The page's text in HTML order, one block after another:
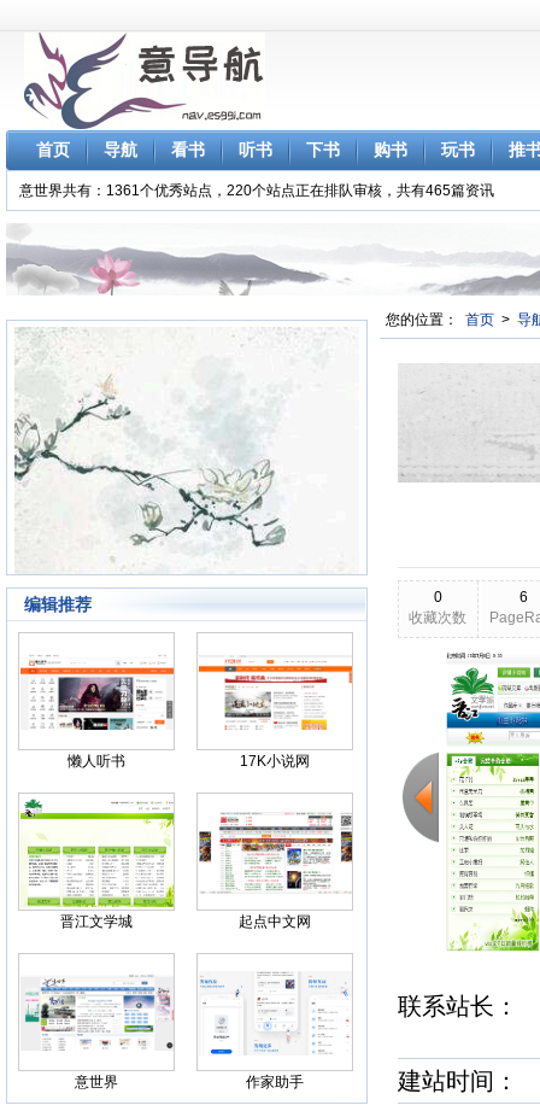
首页 导航 看书 听书 下书 购书 玩书 推
意世界共有：1361个优秀站点，220个站点正在排队审核，共有465篇资讯
编辑推荐
懒人听书 17K小说网
晋江文学城 起点中文网
意世界 作家助手
您的位置： 首页 > 导
0
收藏次数
6
2026-03-25
更新日期
联系站长
建站时间